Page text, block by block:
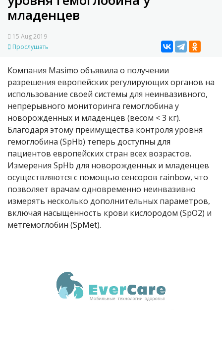
младенцев
15 Aug 2019
Прослушать
Компания Masimo объявила о получении
разрешения европейских регулирующих органов на
использование своей системы для неинвазивного,
непрерывного мониторинга гемоглобина у
новорожденных и младенцев (весом < 3 кг).
Благодаря этому преимущества контроля уровня
гемоглобина (SpHb) теперь доступны для
пациентов европейских стран всех возрастов.
Измерения SpHb для новорожденных и младенцев
осуществляются с помощью сенсоров rainbow, что
позволяет врачам одновременно неинвазивно
измерять несколько дополнительных параметров,
включая насыщенность крови кислородом (SpO2) и
метгемоглобин (SpMet).